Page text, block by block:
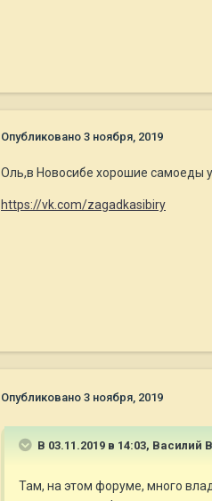
Опубликовано 3 ноября, 2019
Оль,в Новосибе хорошие самоеды
https://vk.com/zagadkasibiry
Опубликовано 3 ноября, 2019
В 03.11.2019 в 14:03, Василий
Там, на этом форуме, много